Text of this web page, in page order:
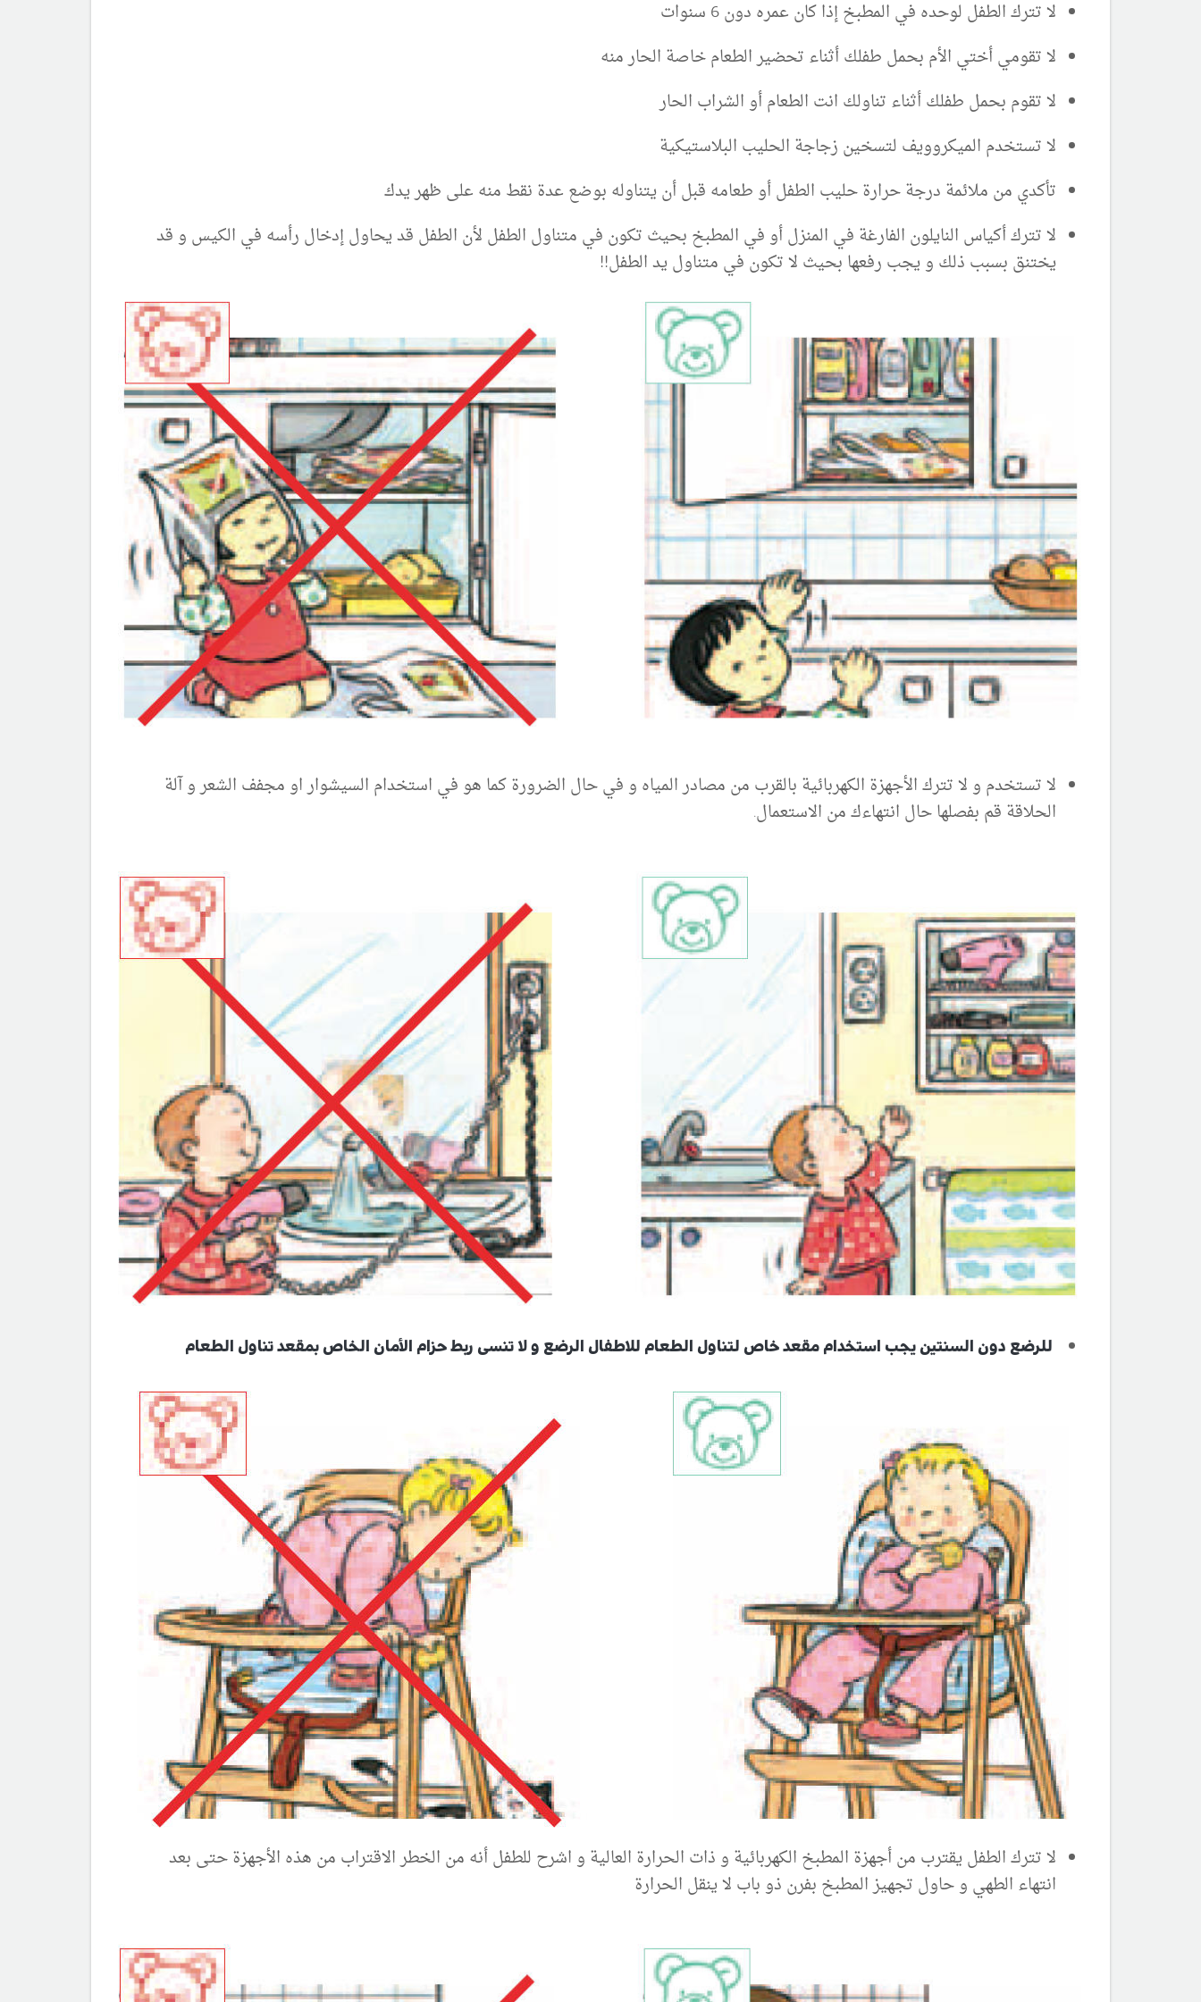
لا تترك الطفل لوحده في المطبخ إذا كان عمره دون 6 سنوات
لا تقومي أختي الأم بحمل طفلك أثناء تحضير الطعام خاصة الحار منه
لا تقوم بحمل طفلك أثناء تناولك انت الطعام أو الشراب الحار
لا تستخدم الميكروويف لتسخين زجاجة الحليب البلاستيكية
تأكدي من ملائمة درجة حرارة حليب الطفل أو طعامه قبل أن يتناوله بوضع عدة نقط منه على ظهر يدك
لا تترك أكياس النايلون الفارغة في المنزل أو في المطبخ بحيث تكون في متناول الطفل لأن الطفل قد يحاول إدخال رأسه في الكيس و قد
يختنق بسبب ذلك و يجب رفعها بحيث لا تكون في متناول يد الطفل!!
لا تستخدم و لا تترك الأجهزة الكهربائية بالقرب من مصادر المياه و في حال الضرورة كما هو في استخدام السيشواراو مجفف الشعر و آلة
الحلاقة قم بفصلها حال انتهاءك من الاستعمال.
للرضع دون السنتين يجب استخدام مقعد خاص لتناول الطعام للاطفال الرضع و لا تنسى ربط حزام الأمان الخاص بمقعد تناول الطعام
لا تترك الطفل يقترب من أجهزة المطبخ الكهربائية و ذات الحرارة العالية و اشرح للطفل أنه من الخطر الاقتراب من هذه الأجهزة حتى بعد
انتهاء الطهي و حاول تجهيز المطبخ بفرن ذو باب لا ينقل الحرارة